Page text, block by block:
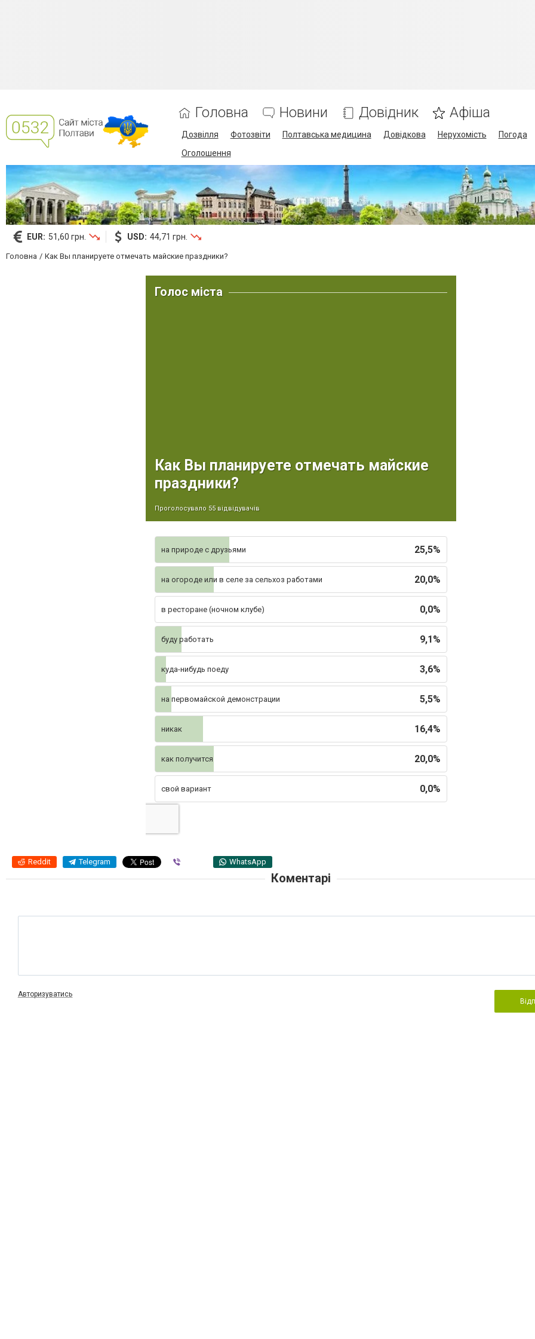
Головна Новини Довідник Афіша
Дозвілля Фотозвіти Полтавська медицина Довідкова Нерухомість Погода
Оголошення
EUR: 51,60 грн. USD: 44,71 грн.
Головна Как Вы планируете отмечать майские праздники?
Голос міста
Как Вы планируете отмечать майские
праздники?
Проголосувало 55 відвідувачів
25,5%
на природе с друзьями
20,0%
на огороде или в селе за сельхоз работами
0,0%
в ресторане (ночном клубе)
9,1%
буду работать
3,6%
куда-нибудь поеду
5,5%
на первомайской демонстрации
16,4%
никак
20,0%
как получится
0,0%
свой вариант
Reddit Telegram WhatsApp
Коментарі
Авторизуватись